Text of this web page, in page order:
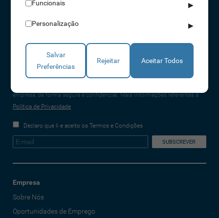
info@idonic.com
REDES SOCIAIS
empresa, de forma segura e confidencial. Mais informações referentes à
Política de Privacidade
Declaro que li e aceito os Termos e Condições
Empresa
Sobre Nós
Oportunidades de Emprego
Funcionais ▶
Personalização ▶
Salvar
Preferências
Rejeitar Aceitar Todos